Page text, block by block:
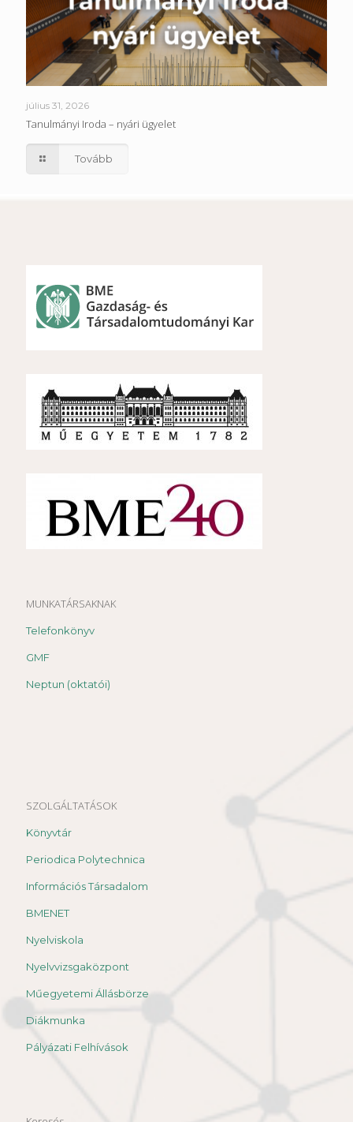
július 31, 2026
Tanulmányi Iroda – nyári ügyelet
Tovább
MUNKATÁRSAKNAK
Telefonkönyv
GMF
Neptun (oktatói)
SZOLGÁLTATÁSOK
Könyvtár
Periodica Polytechnica
Információs Társadalom
BMENET
Nyelviskola
Nyelvvizsgaközpont
Műegyetemi Állásbörze
Diákmunka
Pályázati Felhívások